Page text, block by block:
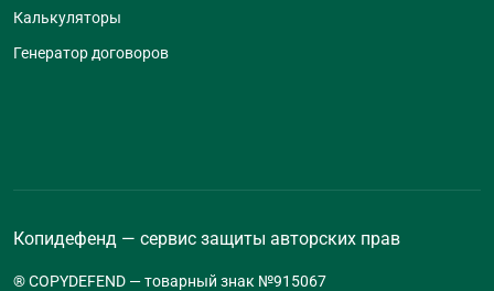
Калькуляторы
Генератор договоров
Копидефенд — сервис защиты авторских прав
® COPYDEFEND — товарный знак №915067